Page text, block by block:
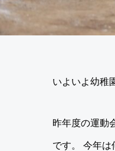
いよいよ幼稚
昨年度の運動
です。 今年は